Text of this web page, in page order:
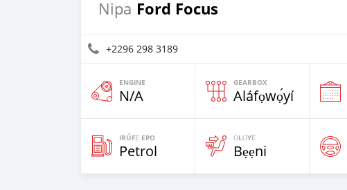
Nipa Ford Focus
+2296 298 3189
ENGINE
N/A
GEARBOX
Aláfọwọ́yí
IRÚFẸ́ EPO
Petrol
ỌLỌ́YẸ́
Bẹẹni